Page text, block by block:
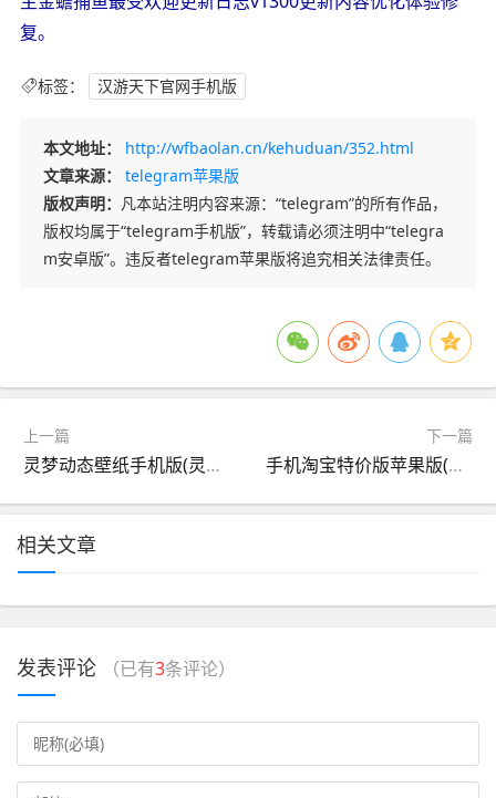
复。
标签： 汉游天下官网手机版
本文地址：
http://wfbaolan.cn/kehuduan/352.html
文章来源：
telegram苹果版
版权声明： 凡本站注明内容来源：“telegram”的所有作品，
版权均属于“telegram手机版”，转载请必须注明中“telegra
m安卓版”。违反者telegram苹果版将追究相关法律责任。
上一篇
灵梦动态壁纸手机版(灵梦动态壁纸背景音乐)
下一篇
手机淘宝特价版苹果版(苹果手机淘宝特价版app 官网下载)
相关文章
发表评论 （已有3条评论）